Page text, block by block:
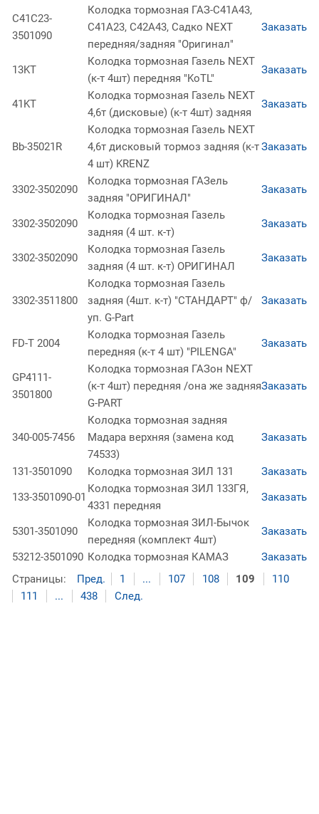
С41С23-
3501090
Колодка тормозная ГАЗ-С41А43,
С41А23, С42А43, Садко NEXT
передняя/задняя "Оригинал"
Заказать
13KT
Колодка тормозная Газель NEXT
(к-т 4шт) передняя "KoTL"
Заказать
41KT
Колодка тормозная Газель NEXT
4,6т (дисковые) (к-т 4шт) задняя
Заказать
Bb-35021R
Колодка тормозная Газель NEXT
4,6т дисковый тормоз задняя (к-т
4 шт) KRENZ
Заказать
3302-3502090
Колодка тормозная ГАЗель
задняя "ОРИГИНАЛ"
Заказать
3302-3502090
Колодка тормозная Газель
задняя (4 шт. к-т)
Заказать
3302-3502090
Колодка тормозная Газель
задняя (4 шт. к-т) ОРИГИНАЛ
Заказать
3302-3511800
Колодка тормозная Газель
задняя (4шт. к-т) "СТАНДАРТ" ф/
уп. G-Part
Заказать
FD-T 2004
Колодка тормозная Газель
передняя (к-т 4 шт) "PILENGA"
Заказать
GP4111-
3501800
Колодка тормозная ГАЗон NEXT
(к-т 4шт) передняя /она же задняя
G-PART
Заказать
340-005-7456
Колодка тормозная задняя
Мадара верхняя (замена код
74533)
Заказать
131-3501090 Колодка тормозная ЗИЛ 131
Заказать
133-3501090-01
Колодка тормозная ЗИЛ 133ГЯ,
4331 передняя
Заказать
5301-3501090
Колодка тормозная ЗИЛ-Бычок
передняя (комплект 4шт)
Заказать
53212-3501090 Колодка тормозная КАМАЗ
Заказать
Страницы:
Пред. 1 ... 107 108 109
110
111
... 438 След.